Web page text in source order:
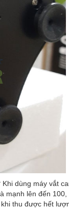
dùng máy vắt
mạnh lên đến
thu được hết